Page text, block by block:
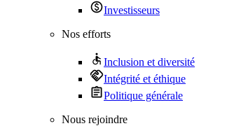
Investisseurs
Nos efforts
Inclusion et diversité
Intégrité et éthique
Politique générale
Nous rejoindre